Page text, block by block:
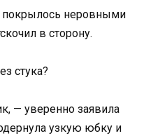
неровными
в сторону.
стука?
— уверенно заявила
узкую юбку и